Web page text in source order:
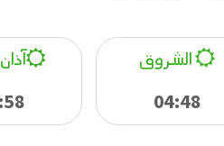
الشروق
04:48